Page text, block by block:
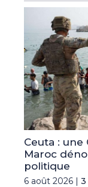
Ceuta : une
Maroc
politique
6 août 2026 | 3